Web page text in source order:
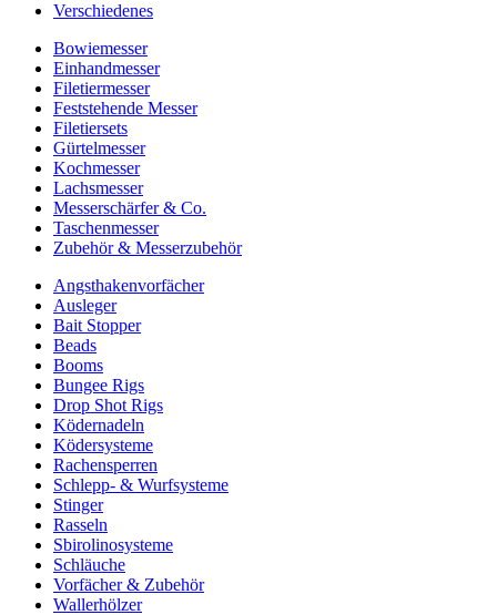
Verschiedenes
Bowiemesser
Einhandmesser
Filetiermesser
Feststehende Messer
Filetiersets
Gürtelmesser
Kochmesser
Lachsmesser
Messerschärfer & Co.
Taschenmesser
Zubehör & Messerzubehör
Angsthakenvorfächer
Ausleger
Bait Stopper
Beads
Booms
Bungee Rigs
Drop Shot Rigs
Ködernadeln
Ködersysteme
Rachensperren
Schlepp- & Wurfsysteme
Stinger
Rasseln
Sbirolinosysteme
Schläuche
Vorfächer & Zubehör
Wallerhölzer